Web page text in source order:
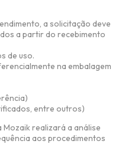
a solicitação deve
a partir do recebimento
de uso.
na embalagem
entre outros)
realizará a análise
aos procedimentos